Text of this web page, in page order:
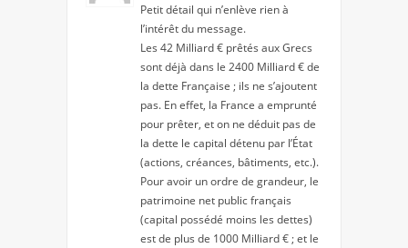
Petit détail qui n’enlève rien à
l’intérêt du message.
Les 42 Milliard € prêtés aux Grecs
sont déjà dans le 2400 Milliard € de
la dette Française ; ils ne s’ajoutent
pas. En effet, la France a emprunté
pour prêter, et on ne déduit pas de
la dette le capital détenu par l’État
(actions, créances, bâtiments, etc.).
Pour avoir un ordre de grandeur, le
patrimoine net public français
(capital possédé moins les dettes)
est de plus de 1000 Milliard € ; et le